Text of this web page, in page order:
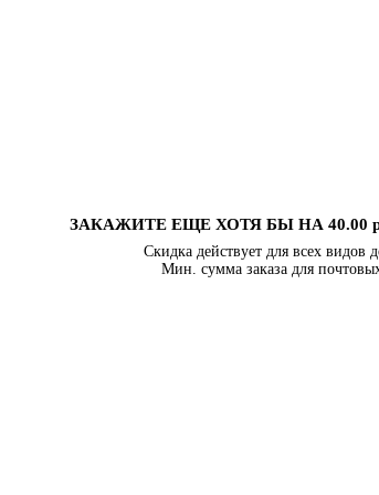
ЗАКАЖИТЕ ЕЩЕ ХОТЯ БЫ НА 40.00
Скидка действует для всех видов
Мин. сумма заказа для